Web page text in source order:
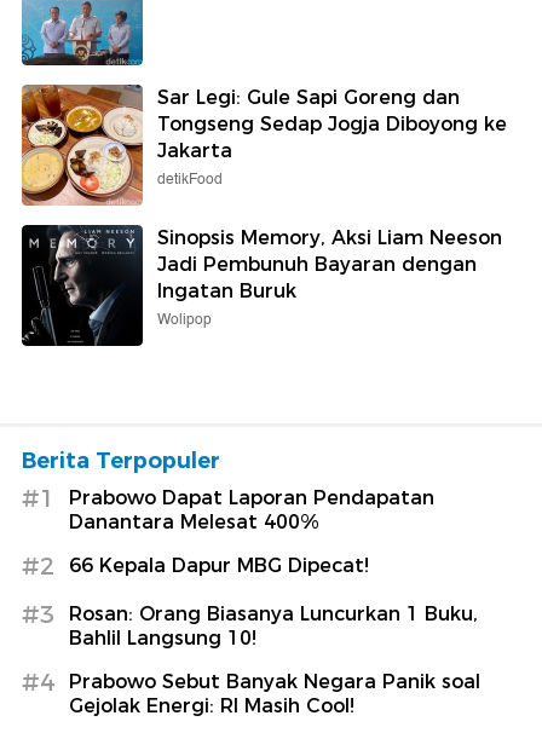
Sar Legi: Gule Sapi Goreng dan
Tongseng Sedap Jogja Diboyong ke
Jakarta
detikFood
Sinopsis Memory, Aksi Liam Neeson
Jadi Pembunuh Bayaran dengan
Ingatan Buruk
Wolipop
Berita Terpopuler
#1
Prabowo Dapat Laporan Pendapatan
Danantara Melesat 400%
#2 66 Kepala Dapur MBG Dipecat!
#3
Rosan: Orang Biasanya Luncurkan 1 Buku,
Bahlil Langsung 10!
#4
Prabowo Sebut Banyak Negara Panik soal
Gejolak Energi: RI Masih Cool!